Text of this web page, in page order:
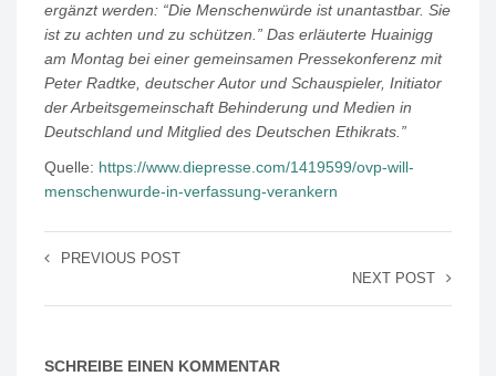
ergänzt werden: “Die Menschenwürde ist unantastbar. Sie
ist zu achten und zu schützen.” Das erläuterte Huainigg
am Montag bei einer gemeinsamen Pressekonferenz mit
Peter Radtke, deutscher Autor und Schauspieler, Initiator
der Arbeitsgemeinschaft Behinderung und Medien in
Deutschland und Mitglied des Deutschen Ethikrats.”
Quelle: https://www.diepresse.com/1419599/ovp-will-
menschenwurde-in-verfassung-verankern
PREVIOUS POST
NEXT POST
SCHREIBE EINEN KOMMENTAR